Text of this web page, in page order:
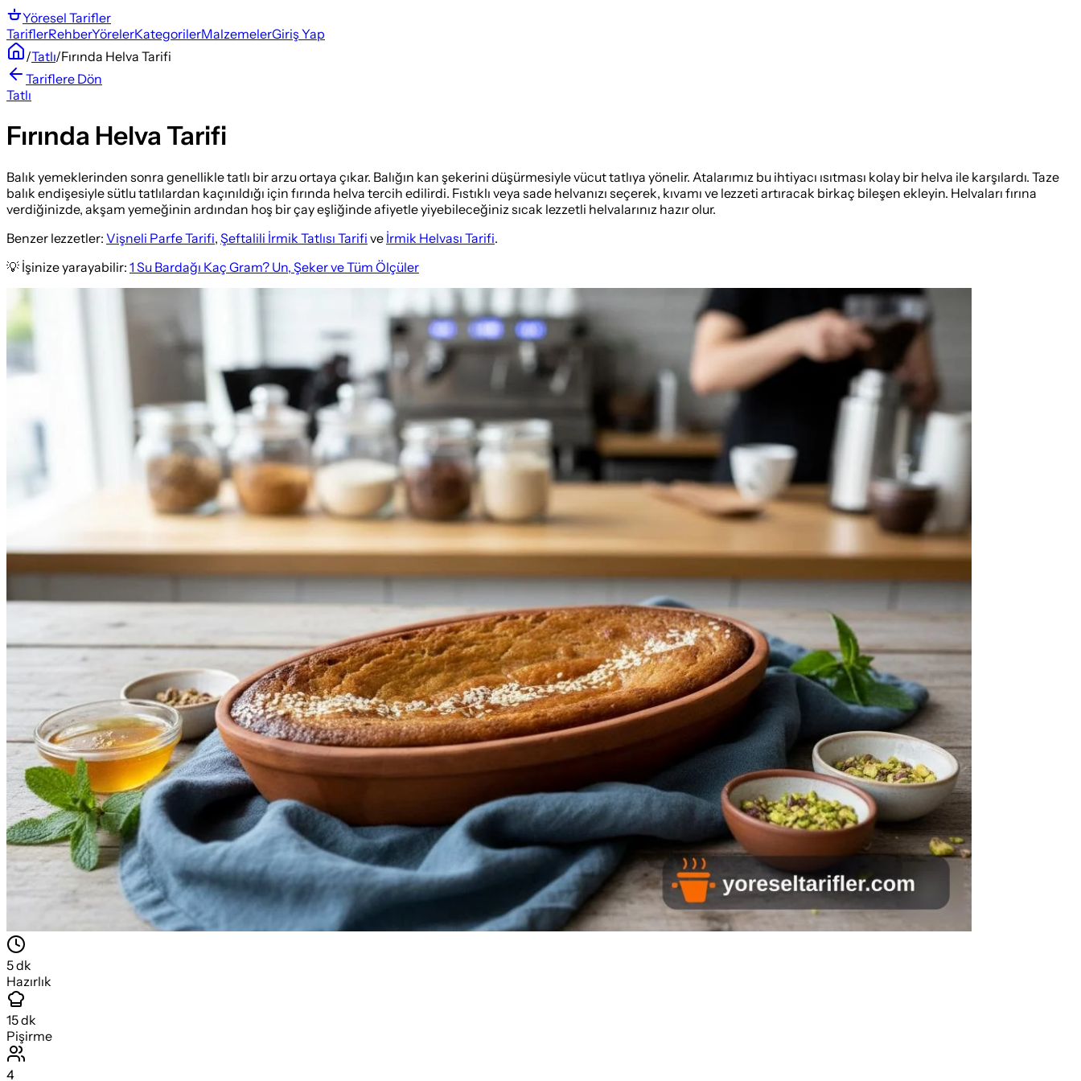
Yöresel Tarifler
TariflerRehberYörelerKategorilerMalzemelerGiriş Yap
/Tatlı/Fırında Helva Tarifi
Tariflere Dön
Tatlı
Fırında Helva Tarifi
Balık yemeklerinden sonra genellikle tatlı bir arzu ortaya çıkar. Balığın kan şekerini düşürmesiyle vücut tatlıya yönelir. Atalarımız bu ihtiyacı ısıtması kolay bir helva ile karşılardı. Taze
balık endişesiyle sütlu tatlılardan kaçınıldığı için fırında helva tercih edilirdi. Fıstıklı veya sade helvanızı seçerek, kıvamı ve lezzeti artıracak birkaç bileşen ekleyin. Helvaları fırına
verdiğinizde, akşam yemeğinin ardından hoş bir çay eşliğinde afiyetle yiyebileceğiniz sıcak lezzetli helvalarınız hazır olur.
Benzer lezzetler: Vişneli Parfe Tarifi, Şeftalili İrmik Tatlısı Tarifi ve İrmik Helvası Tarifi.
💡 İşinize yarayabilir: 1 Su Bardağı Kaç Gram? Un, Şeker ve Tüm Ölçüler
5dk
Hazırlık
15dk
Pişirme
4